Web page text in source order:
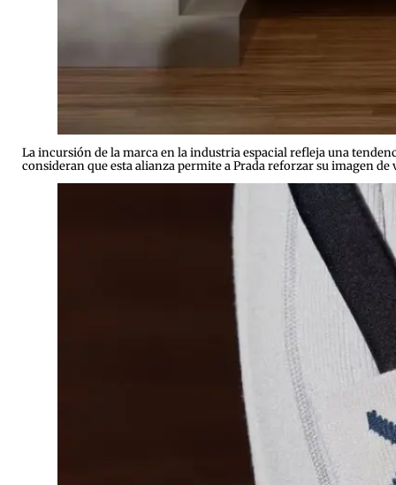
La incursión de la marca en la industria espacial refleja una
consideran que esta alianza permite a Prada reforzar su imagen